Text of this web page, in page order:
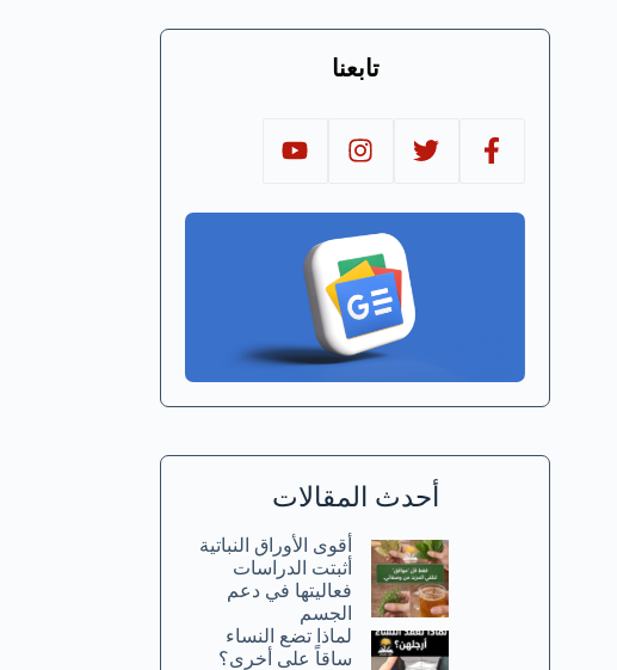
تابعنا
أحدث المقالات
أقوى الأوراق النباتية
أثبتت الدراسات
فعاليتها في دعم
الجسم
لماذا تضع النساء
ساقاً على أخرى؟